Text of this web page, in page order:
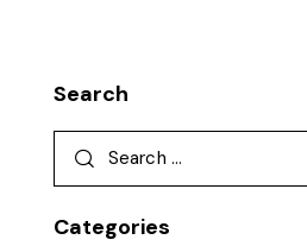
Search
Categories